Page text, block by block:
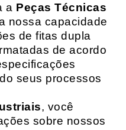
a Peças Técnicas
nossa capacidade
de fitas dupla
de acordo
seus processos
, você
sobre nossos